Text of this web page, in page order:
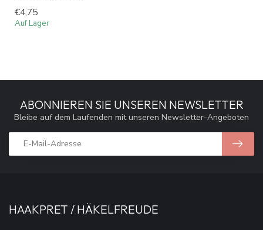
€4,75
Auf Lager
ABONNIEREN SIE UNSEREN NEWSLETTER
Bleibe auf dem Laufenden mit unseren Newsletter-Angeboten
HAAKPRET / HÄKELFREUDE